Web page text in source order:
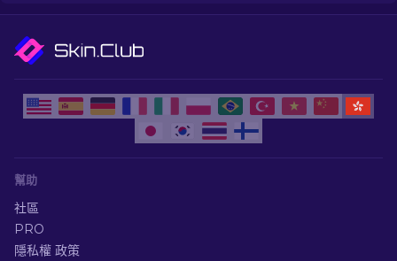
幫助
社區
PRO
隱私權 政策